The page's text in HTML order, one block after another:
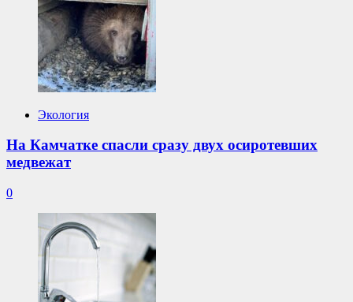
Экология
На Камчатке спасли сразу двух осиротевших
медвежат
0